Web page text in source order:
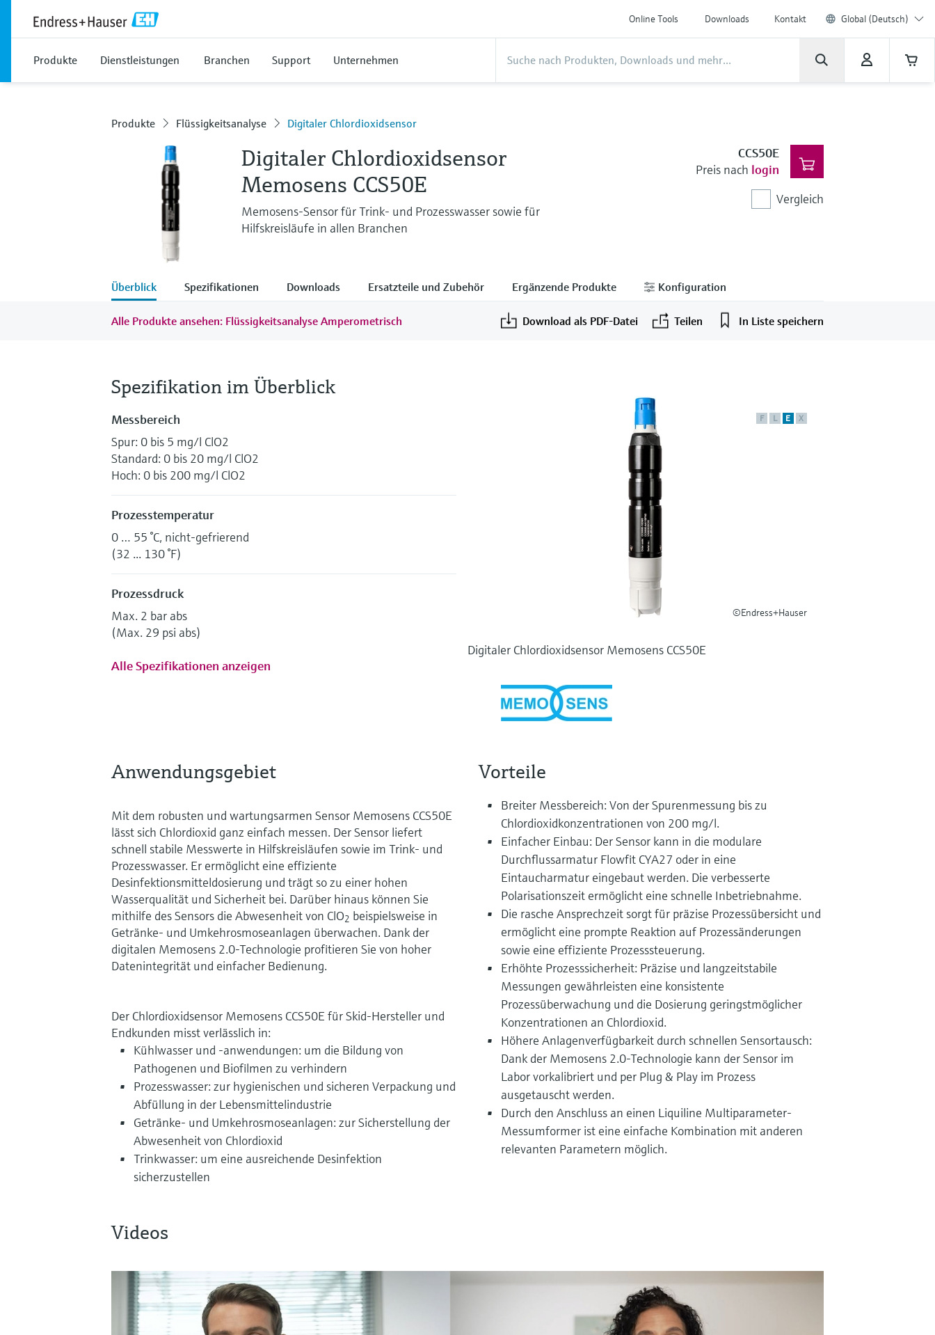
Online Tools Downloads Kontakt Global (Deutsch)
Produkte Dienstleistungen Branchen Support Unternehmen
Produkte Flüssigkeitsanalyse Digitaler Chlordioxidsensor
Digitaler Chlordioxidsensor
Memosens CCS50E
Memosens-Sensor für Trink- und Prozesswasser sowie für
Hilfskreisläufe in allen Branchen
CCS50E
Preis nach login
Vergleich
Überblick Spezifikationen Downloads Ersatzteile und Zubehör Ergänzende Produkte Konfiguration
Alle Produkte ansehen: Flüssigkeitsanalyse Amperometrisch Download als PDF-Datei Teilen In Liste speichern
F L E X
©Endress+Hauser
Digitaler Chlordioxidsensor Memosens CCS50E
Spezifikation im Überblick
Messbereich
Spur: 0 bis 5 mg/l ClO2
Standard: 0 bis 20 mg/l ClO2
Hoch: 0 bis 200 mg/l ClO2
Prozesstemperatur
0 … 55 °C, nicht-gefrierend
(32 ... 130 °F)
Prozessdruck
Max. 2 bar abs
(Max. 29 psi abs)
Alle Spezifikationen anzeigen
Anwendungsgebiet
Mit dem robusten und wartungsarmen Sensor Memosens CCS50E
lässt sich Chlordioxid ganz einfach messen. Der Sensor liefert
schnell stabile Messwerte in Hilfskreisläufen sowie im Trink- und
Prozesswasser. Er ermöglicht eine effiziente
Desinfektionsmitteldosierung und trägt so zu einer hohen
Wasserqualität und Sicherheit bei. Darüber hinaus können Sie
mithilfe des Sensors die Abwesenheit von ClO2 beispielsweise in
Getränke- und Umkehrosmoseanlagen überwachen. Dank der
digitalen Memosens 2.0-Technologie profitieren Sie von hoher
Datenintegrität und einfacher Bedienung.
Der Chlordioxidsensor Memosens CCS50E für Skid-Hersteller und
Endkunden misst verlässlich in:
Kühlwasser und -anwendungen: um die Bildung von
Pathogenen und Biofilmen zu verhindern
Prozesswasser: zur hygienischen und sicheren Verpackung und
Abfüllung in der Lebensmittelindustrie
Getränke- und Umkehrosmoseanlagen: zur Sicherstellung der
Abwesenheit von Chlordioxid
Trinkwasser: um eine ausreichende Desinfektion
sicherzustellen
Vorteile
Breiter Messbereich: Von der Spurenmessung bis zu
Chlordioxidkonzentrationen von 200 mg/l.
Einfacher Einbau: Der Sensor kann in die modulare
Durchflussarmatur Flowfit CYA27 oder in eine
Eintaucharmatur eingebaut werden. Die verbesserte
Polarisationszeit ermöglicht eine schnelle Inbetriebnahme.
Die rasche Ansprechzeit sorgt für präzise Prozessübersicht und
ermöglicht eine prompte Reaktion auf Prozessänderungen
sowie eine effiziente Prozesssteuerung.
Erhöhte Prozesssicherheit: Präzise und langzeitstabile
Messungen gewährleisten eine konsistente
Prozessüberwachung und die Dosierung geringstmöglicher
Konzentrationen an Chlordioxid.
Höhere Anlagenverfügbarkeit durch schnellen Sensortausch:
Dank der Memosens 2.0-Technologie kann der Sensor im
Labor vorkalibriert und per Plug & Play im Prozess
ausgetauscht werden.
Durch den Anschluss an einen Liquiline Multiparameter-
Messumformer ist eine einfache Kombination mit anderen
relevanten Parametern möglich.
Videos